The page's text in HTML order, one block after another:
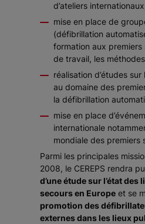
d’ateliers
mise en place de
(défibrillation
formation aux premiers
de travail, les
réalisation d’études
au domaine des
la défibrillation
mise en place
internationale
mondiale des premiers
Parmi les principales
2008, le CEREPS rendra
d’une étude sur l’état
secours en Europe et se
promotion des
externes dans les lieux